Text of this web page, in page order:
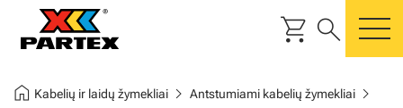
shopping_cart search
home Kabelių ir laidų žymekliaichevron_right Antstumiami kabelių žymekliaichevron_right